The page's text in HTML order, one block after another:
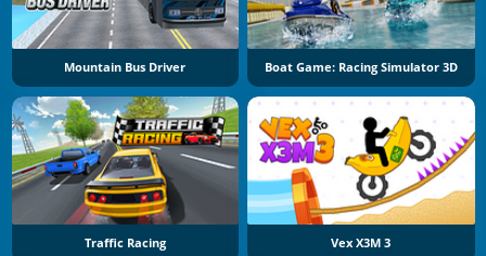
Mountain Bus Driver Boat Game: Racing Simulator 3D
Traffic Racing Vex X3M 3